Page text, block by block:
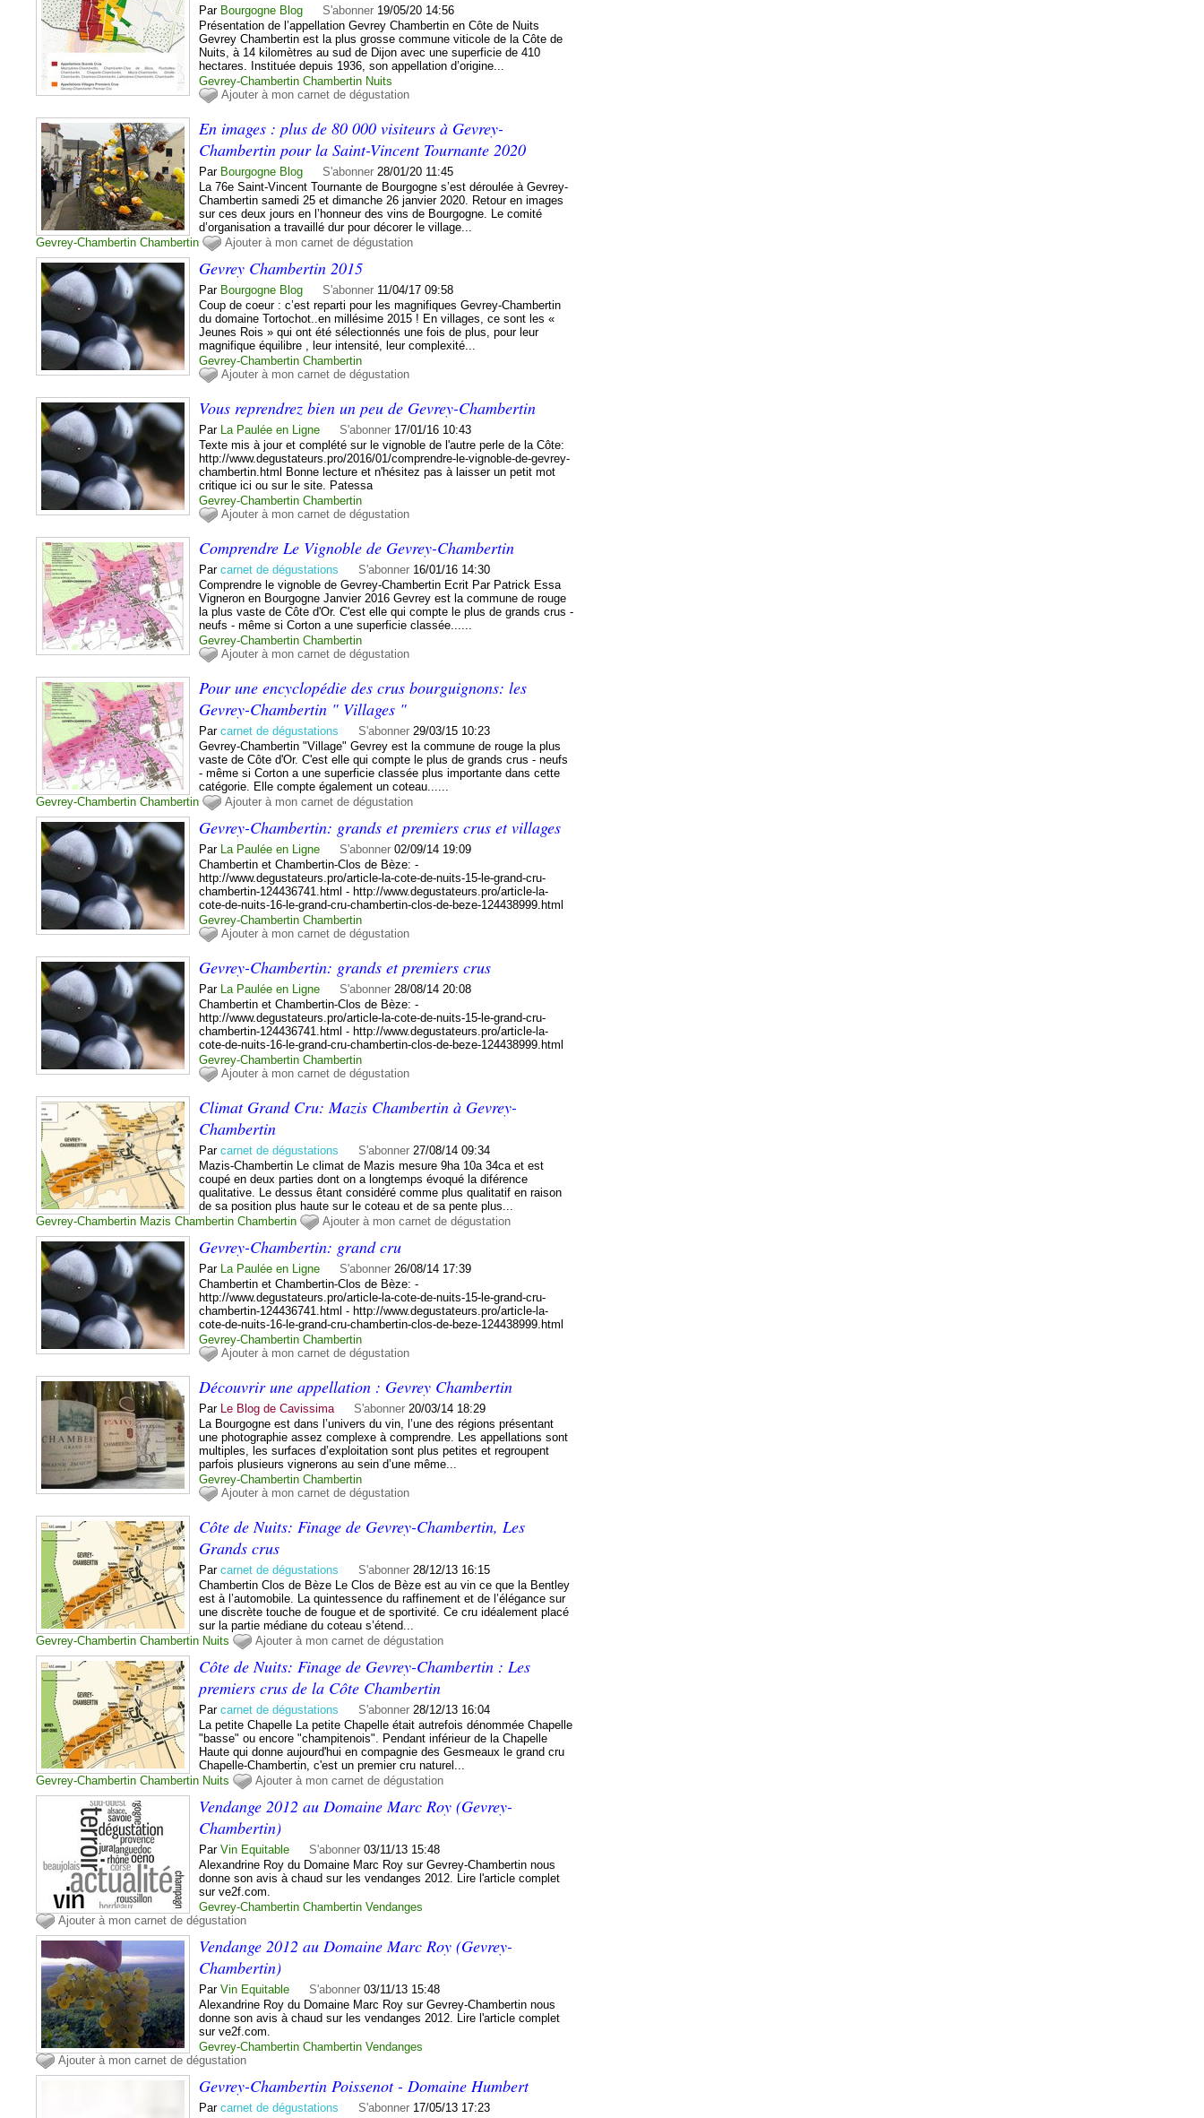
Par Bourgogne Blog S'abonner 19/05/20 14:56
Présentation de l’appellation Gevrey Chambertin en Côte de Nuits
Gevrey Chambertin est la plus grosse commune viticole de la Côte de
Nuits, à 14 kilomètres au sud de Dijon avec une superficie de 410
hectares. Instituée depuis 1936, son appellation d’origine...
Gevrey-Chambertin Chambertin Nuits
Ajouter à mon carnet de dégustation
En images : plus de 80 000 visiteurs à Gevrey-
Chambertin pour la Saint-Vincent Tournante 2020
Par Bourgogne Blog S'abonner 28/01/20 11:45
La 76e Saint-Vincent Tournante de Bourgogne s’est déroulée à Gevrey-
Chambertin samedi 25 et dimanche 26 janvier 2020. Retour en images
sur ces deux jours en l’honneur des vins de Bourgogne. Le comité
d’organisation a travaillé dur pour décorer le village...
Gevrey-Chambertin Chambertin Ajouter à mon carnet de dégustation
Gevrey Chambertin 2015
Par Bourgogne Blog S'abonner 11/04/17 09:58
Coup de coeur : c’est reparti pour les magnifiques Gevrey-Chambertin
du domaine Tortochot..en millésime 2015 ! En villages, ce sont les «
Jeunes Rois » qui ont été sélectionnés une fois de plus, pour leur
magnifique équilibre , leur intensité, leur complexité...
Gevrey-Chambertin Chambertin
Ajouter à mon carnet de dégustation
Vous reprendrez bien un peu de Gevrey-Chambertin
Par La Paulée en Ligne S'abonner 17/01/16 10:43
Texte mis à jour et complété sur le vignoble de l'autre perle de la Côte:
http://www.degustateurs.pro/2016/01/comprendre-le-vignoble-de-gevrey-
chambertin.html Bonne lecture et n'hésitez pas à laisser un petit mot
critique ici ou sur le site. Patessa
Gevrey-Chambertin Chambertin
Ajouter à mon carnet de dégustation
Comprendre Le Vignoble de Gevrey-Chambertin
Parcarnet de dégustations S'abonner 16/01/16 14:30
Comprendre le vignoble de Gevrey-Chambertin Ecrit Par Patrick Essa
Vigneron en Bourgogne Janvier 2016 Gevrey est la commune de rouge
la plus vaste de Côte d'Or. C'est elle qui compte le plus de grands crus -
neufs - même si Corton a une superficie classée......
Gevrey-Chambertin Chambertin
Ajouter à mon carnet de dégustation
Pour une encyclopédie des crus bourguignons: les
Gevrey-Chambertin " Villages "
Parcarnet de dégustations S'abonner 29/03/15 10:23
Gevrey-Chambertin "Village" Gevrey est la commune de rouge la plus
vaste de Côte d'Or. C'est elle qui compte le plus de grands crus - neufs
- même si Corton a une superficie classée plus importante dans cette
catégorie. Elle compte également un coteau......
Gevrey-Chambertin Chambertin Ajouter à mon carnet de dégustation
Gevrey-Chambertin: grands et premiers crus et villages
Par La Paulée en Ligne S'abonner 02/09/14 19:09
Chambertin et Chambertin-Clos de Bèze: -
http://www.degustateurs.pro/article-la-cote-de-nuits-15-le-grand-cru-
chambertin-124436741.html - http://www.degustateurs.pro/article-la-
cote-de-nuits-16-le-grand-cru-chambertin-clos-de-beze-124438999.html
Gevrey-Chambertin Chambertin
Ajouter à mon carnet de dégustation
Gevrey-Chambertin: grands et premiers crus
Par La Paulée en Ligne S'abonner 28/08/14 20:08
Chambertin et Chambertin-Clos de Bèze: -
http://www.degustateurs.pro/article-la-cote-de-nuits-15-le-grand-cru-
chambertin-124436741.html - http://www.degustateurs.pro/article-la-
cote-de-nuits-16-le-grand-cru-chambertin-clos-de-beze-124438999.html
Gevrey-Chambertin Chambertin
Ajouter à mon carnet de dégustation
Climat Grand Cru: Mazis Chambertin à Gevrey-
Chambertin
Parcarnet de dégustations S'abonner 27/08/14 09:34
Mazis-Chambertin Le climat de Mazis mesure 9ha 10a 34ca et est
coupé en deux parties dont on a longtemps évoqué la diférence
qualitative. Le dessus êtant considéré comme plus qualitatif en raison
de sa position plus haute sur le coteau et de sa pente plus...
Gevrey-Chambertin Mazis Chambertin Chambertin Ajouter à mon carnet de dégustation
Gevrey-Chambertin: grand cru
Par La Paulée en Ligne S'abonner 26/08/14 17:39
Chambertin et Chambertin-Clos de Bèze: -
http://www.degustateurs.pro/article-la-cote-de-nuits-15-le-grand-cru-
chambertin-124436741.html - http://www.degustateurs.pro/article-la-
cote-de-nuits-16-le-grand-cru-chambertin-clos-de-beze-124438999.html
Gevrey-Chambertin Chambertin
Ajouter à mon carnet de dégustation
Découvrir une appellation : Gevrey Chambertin
Par Le Blog de Cavissima S'abonner 20/03/14 18:29
La Bourgogne est dans l’univers du vin, l’une des régions présentant
une photographie assez complexe à comprendre. Les appellations sont
multiples, les surfaces d’exploitation sont plus petites et regroupent
parfois plusieurs vignerons au sein d’une même...
Gevrey-Chambertin Chambertin
Ajouter à mon carnet de dégustation
Côte de Nuits: Finage de Gevrey-Chambertin, Les
Grands crus
Parcarnet de dégustations S'abonner 28/12/13 16:15
Chambertin Clos de Bèze Le Clos de Bèze est au vin ce que la Bentley
est à l’automobile. La quintessence du raffinement et de l’élégance sur
une discrète touche de fougue et de sportivité. Ce cru idéalement placé
sur la partie médiane du coteau s’étend...
Gevrey-Chambertin Chambertin Nuits Ajouter à mon carnet de dégustation
Côte de Nuits: Finage de Gevrey-Chambertin : Les
premiers crus de la Côte Chambertin
Parcarnet de dégustations S'abonner 28/12/13 16:04
La petite Chapelle La petite Chapelle était autrefois dénommée Chapelle
"basse" ou encore "champitenois". Pendant inférieur de la Chapelle
Haute qui donne aujourd'hui en compagnie des Gesmeaux le grand cru
Chapelle-Chambertin, c'est un premier cru naturel...
Gevrey-Chambertin Chambertin Nuits Ajouter à mon carnet de dégustation
Vendange 2012 au Domaine Marc Roy (Gevrey-
Chambertin)
ParVin Equitable S'abonner 03/11/13 15:48
Alexandrine Roy du Domaine Marc Roy sur Gevrey-Chambertin nous
donne son avis à chaud sur les vendanges 2012. Lire l'article complet
sur ve2f.com.
Gevrey-Chambertin Chambertin Vendanges
Ajouter à mon carnet de dégustation
Vendange 2012 au Domaine Marc Roy (Gevrey-
Chambertin)
ParVin Equitable S'abonner 03/11/13 15:48
Alexandrine Roy du Domaine Marc Roy sur Gevrey-Chambertin nous
donne son avis à chaud sur les vendanges 2012. Lire l'article complet
sur ve2f.com.
Gevrey-Chambertin Chambertin Vendanges
Ajouter à mon carnet de dégustation
Gevrey-Chambertin Poissenot - Domaine Humbert
Parcarnet de dégustations S'abonner 17/05/13 17:23